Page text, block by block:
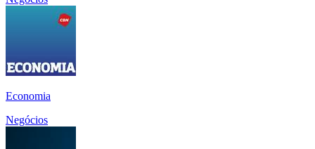
Economia
Negócios